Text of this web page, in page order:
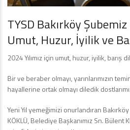
TYSD Bakırköy Şubemiz
Umut, Huzur, İyilik ve
2024 Yılımız için umut, huzur, iyilik, barış
Bir ve beraber olmayı, yarınlarımızın
hayallerine ortak olmayı diledik
Yeni Yıl yemeğimizi onurlandıran
KÖKLÜ, Belediye Başkanımız Sn. Bülent